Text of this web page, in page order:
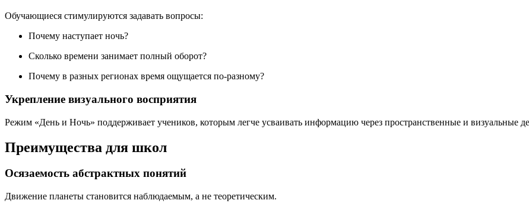
Обучающиеся стимулируются задавать вопросы:
Почему наступает ночь?
Сколько времени занимает полный оборот?
Почему в разных регионах время ощущается по-разному?
Укрепление визуального восприятия
Режим «День и Ночь» поддерживает учеников, которым легче усваивать информацию через пространственные и визуальные
Преимущества для школ
Осязаемость абстрактных понятий
Движение планеты становится наблюдаемым, а не теоретическим.